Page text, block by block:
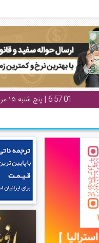
6:57:02 | پنج شنبه ۱۵ مرداد ۱۴۰۵ | Thursday 6 August 2026